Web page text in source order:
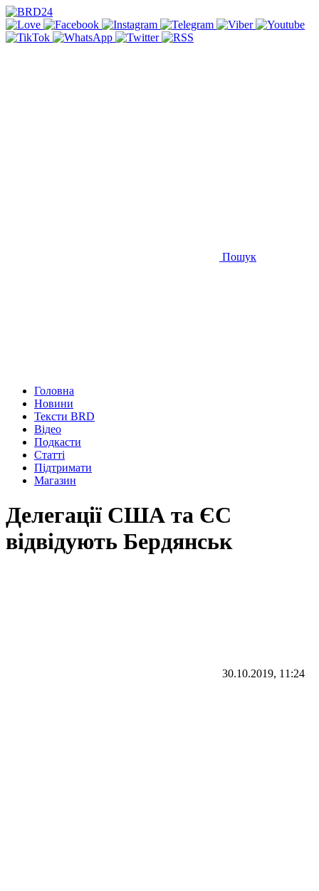
Пошук
Головна
Новини
Тексти BRD
Відео
Подкасти
Статті
Підтримати
Магазин
Делегації США та ЄС
відвідують Бердянськ
30.10.2019, 11:24